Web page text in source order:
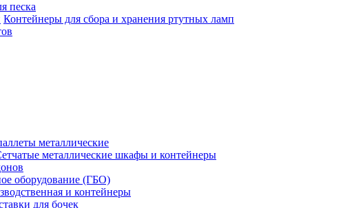
песка
Контейнеры для сбора и хранения ртутных ламп
металлические
металлические шкафы и контейнеры
оборудование (ГБО)
и контейнеры
для бочек